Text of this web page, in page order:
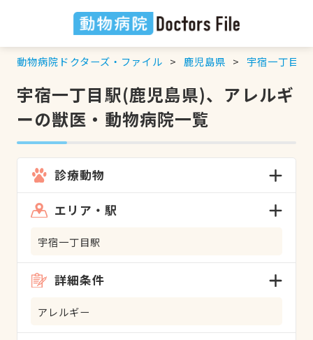
動物病院ドクターズ・ファイル 鹿児島県 宇宿一丁目駅
宇宿一丁目駅(鹿児島県)、アレルギ
ーの獣医・動物病院一覧
診療動物
エリア・駅
宇宿一丁目駅
詳細条件
アレルギー